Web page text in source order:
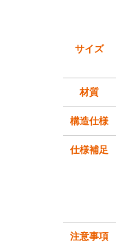
サイズ
材質
構造仕様
仕様補足
注意事項